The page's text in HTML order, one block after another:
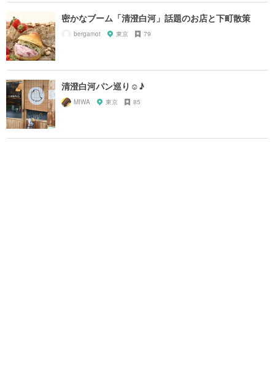
密かなブーム「清澄白河」話題のお店と下町散策
bergamot 東京 79
清澄白河パン巡り☺︎♪
MIWA 東京 85